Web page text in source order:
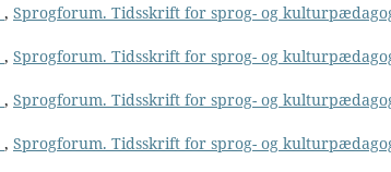
, Sprogforum. Tidsskrift for sprog- og
, Sprogforum. Tidsskrift for sprog- og
, Sprogforum. Tidsskrift for sprog- og
, Sprogforum. Tidsskrift for sprog- og